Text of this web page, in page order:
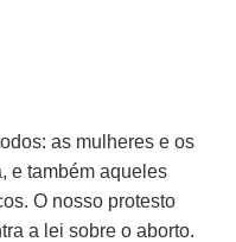
as mulheres e os
e também aqueles
O nosso protesto
a lei sobre o aborto.